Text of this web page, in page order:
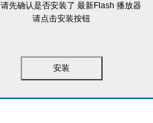
请先确认是否安装了 最新Flash 播放器
请点击安装按钮
安装